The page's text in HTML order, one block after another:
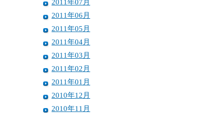
2011年07月
2011年06月
2011年05月
2011年04月
2011年03月
2011年02月
2011年01月
2010年12月
2010年11月